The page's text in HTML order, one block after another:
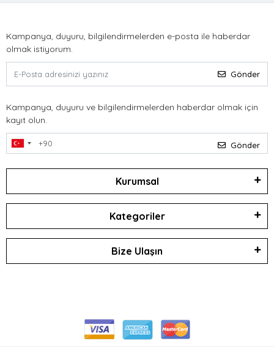
Kampanya, duyuru, bilgilendirmelerden e-posta ile haberdar
olmak istiyorum.
Gönder
Kampanya, duyuru ve bilgilendirmelerden haberdar olmak için
kayıt olun.
Gönder
Kurumsal
Kategoriler
Bize Ulaşın